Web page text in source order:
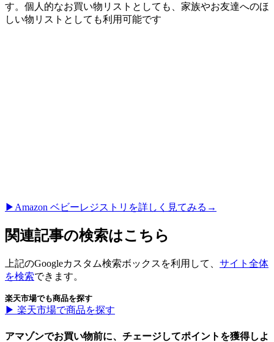
す。個人的なお買い物リストとしても、家族やお友達へのほ
しい物リストとしても利用可能です
▶︎Amazon ベビーレジストリを詳しく見てみる→
関連記事の検索はこちら
上記のGoogleカスタム検索ボックスを利用して、 サイト全体
を検索できます。
楽天市場でも商品を探す
▶︎ 楽天市場で商品を探す
アマゾンでお買い物前に、チェージしてポイントを獲得しよ